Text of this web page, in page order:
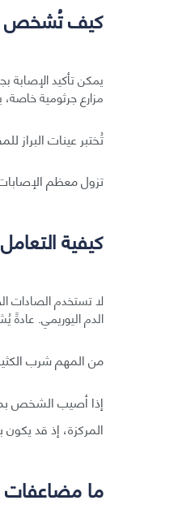
كيف تُشخص
يمكن تأكيد الإصابة
مزارع جرثومية خاصة،
تُختبر عينات
تزول معظم الإصابات تلقائيًا في غضون 5 - 7 أيام دون
كيفية
لا تستخدم الصادات
الدم اليوريمي. عادةً
من المهم شرب
إذا أصيب الشخص
المركزة، إذ قد
ما مضاعفات